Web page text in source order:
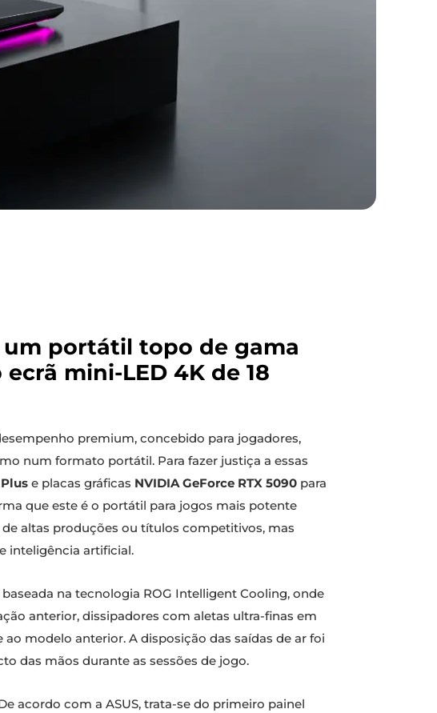
um portátil topo de gama
mini-LED 4K de 18
premium, concebido para jogadores,
num formato portátil. Para fazer justiça a essas
e placas gráficas NVIDIA GeForce RTX 5090 para
que este é o portátil para jogos mais potente
altas produções ou títulos competitivos, mas
inteligência artificial.
na tecnologia ROG Intelligent Cooling, onde
anterior, dissipadores com aletas ultra-finas em
modelo anterior. A disposição das saídas de ar foi
das mãos durante as sessões de jogo.
acordo com a ASUS, trata-se do primeiro painel